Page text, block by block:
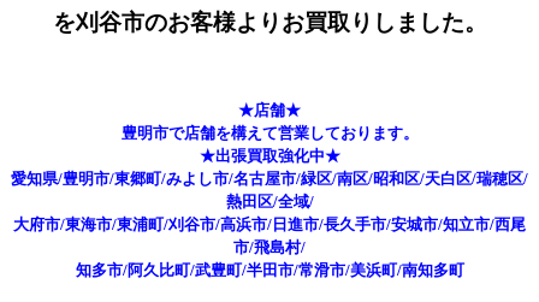
を刈谷市のお客様よりお買取りしました。
★店舗★
豊明市で店舗を構えて営業しております。
★出張買取強化中★
愛知県/豊明市/東郷町/みよし市/名古屋市/緑区/南区/昭和区/天白区/瑞穂区/
熱田区/全域/
大府市/東海市/東浦町/刈谷市/高浜市/日進市/長久手市/安城市/知立市/西尾
市/飛島村/
知多市/阿久比町/武豊町/半田市/常滑市/美浜町/南知多町